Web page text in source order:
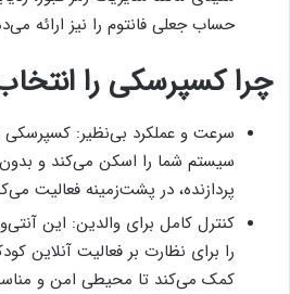
حساب جعلی فانتوم را نیز ارائه
چرا کسپرسکی را
سرعت و عملکرد بی‌نظیر: کسپرسکی
سیستم شما را اسکن می‌کند و
پردازنده، در پشت‌زمینه فعالیت
کنترل کامل برای والدین: این
را برای نظارت بر فعالیت آنلاین
کمک می‌کند تا محیطی امن و